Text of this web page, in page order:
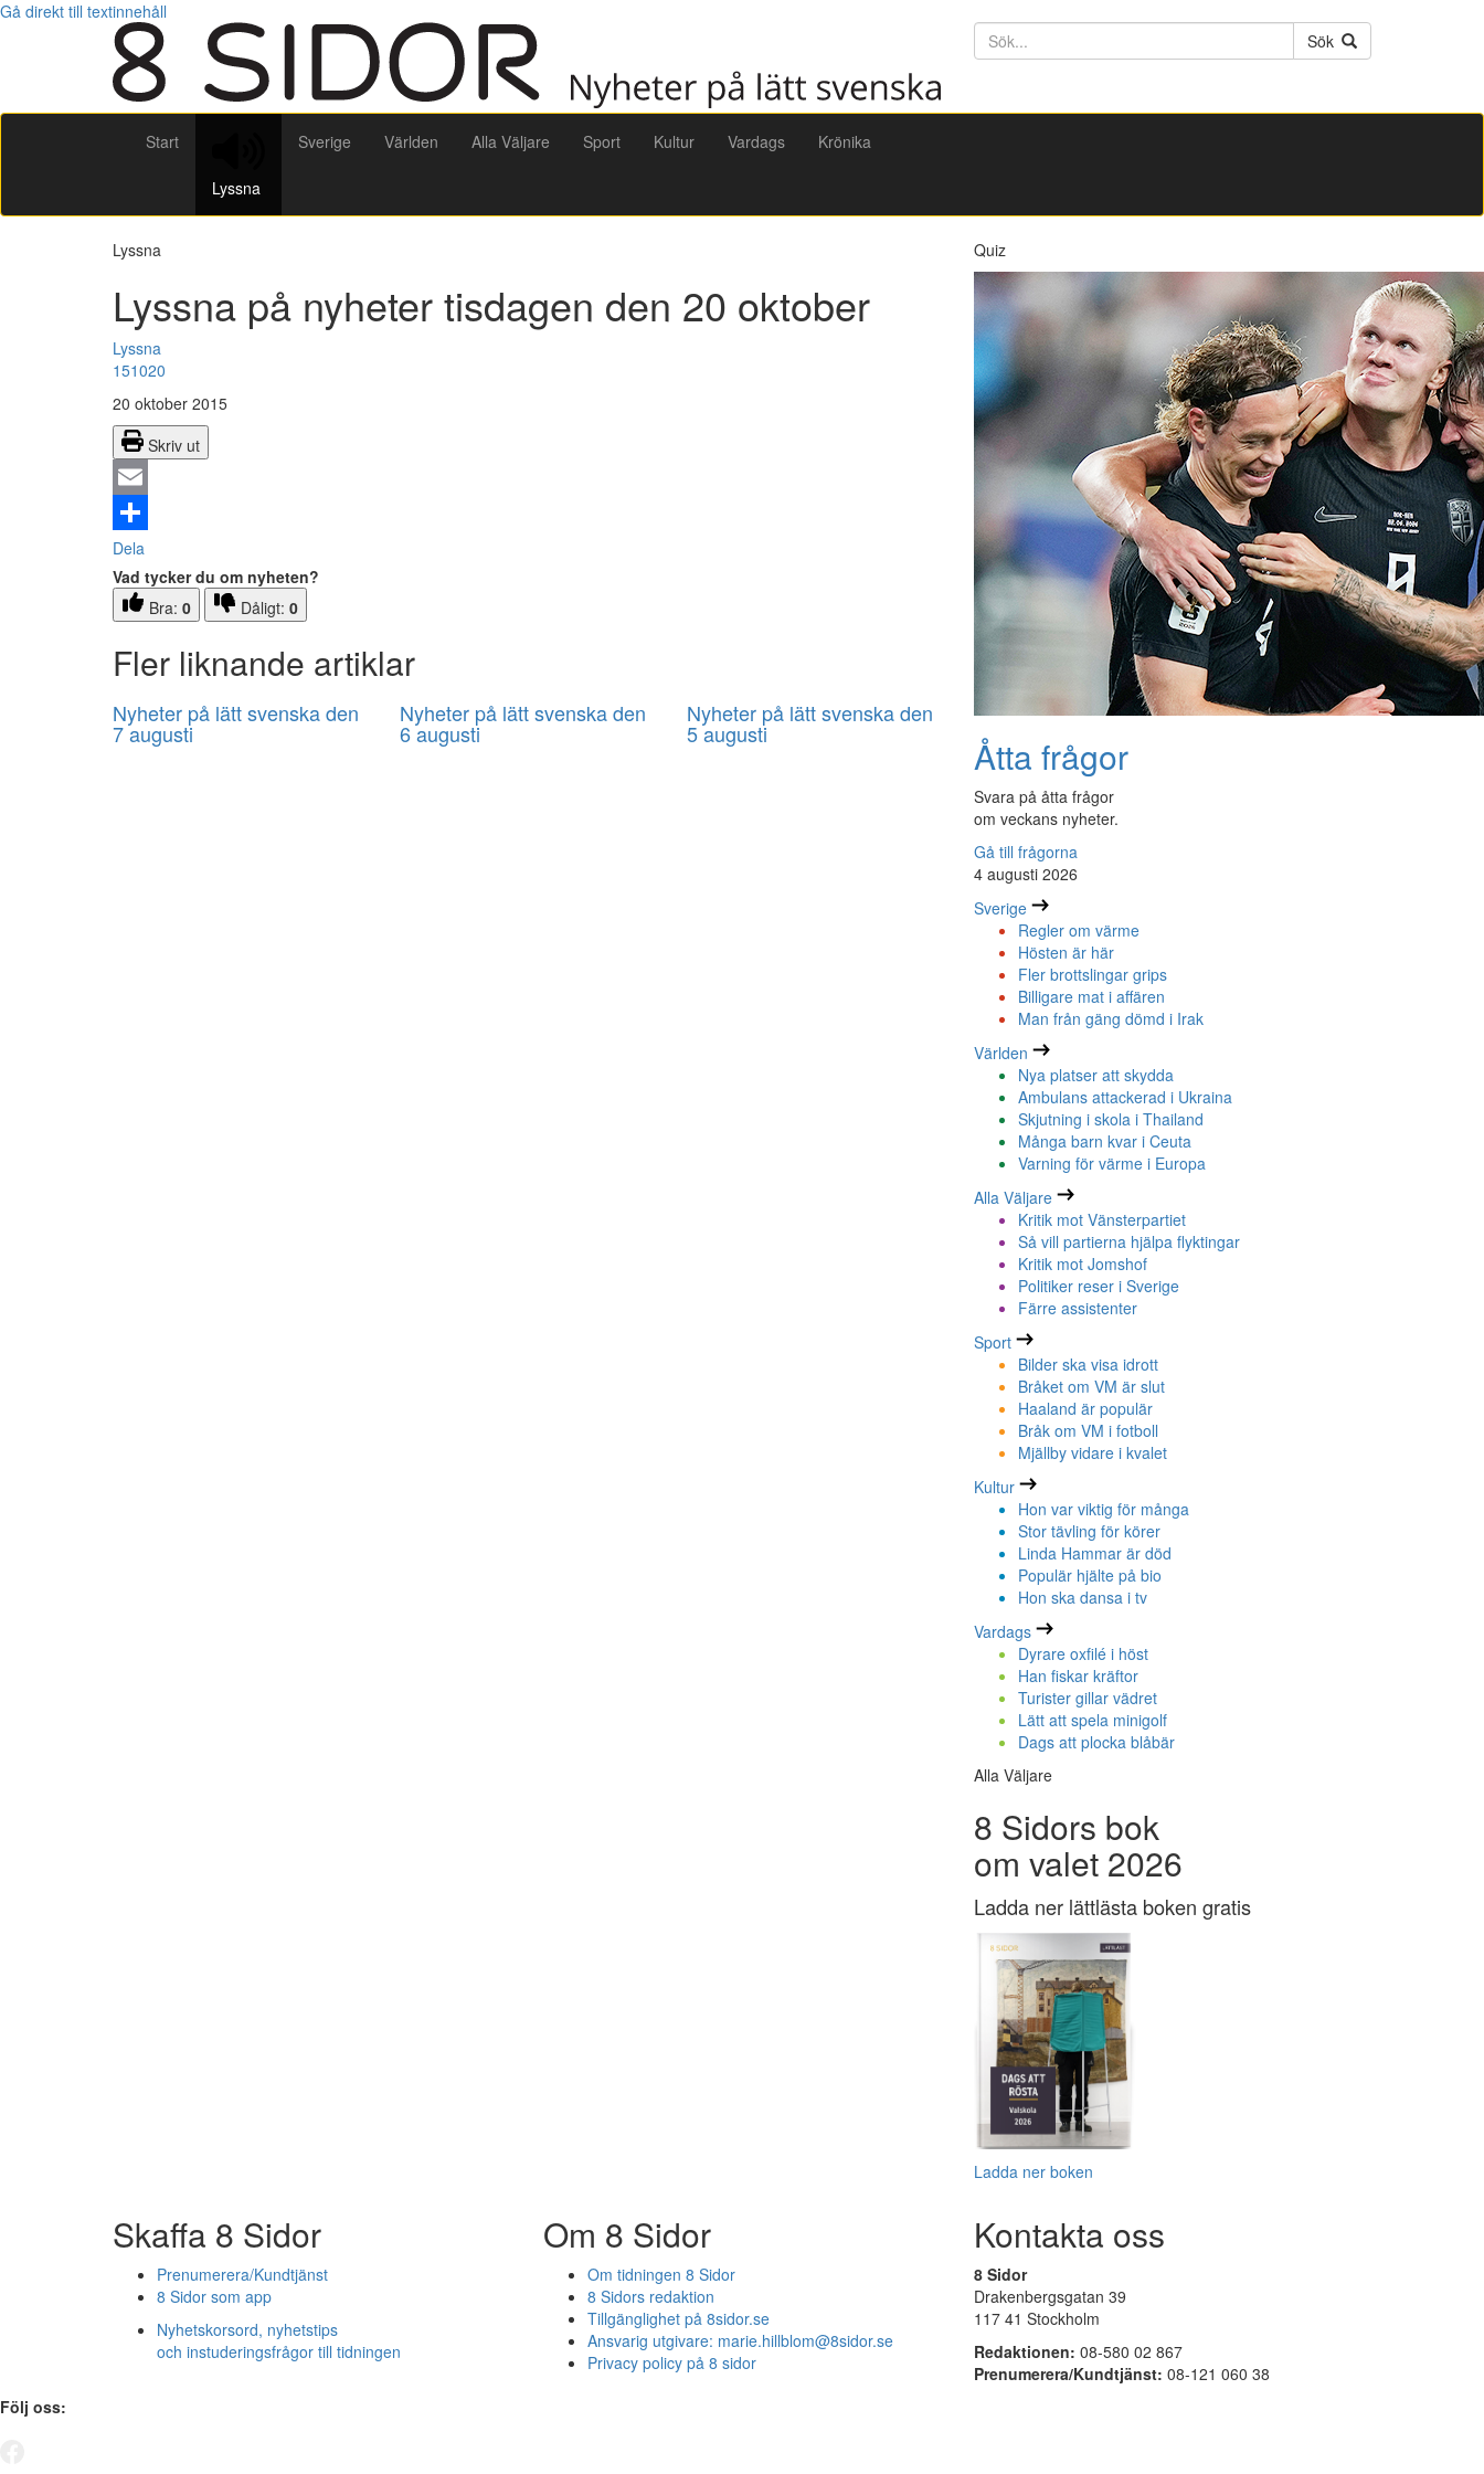
Gå direkt till textinnehåll
Söktext
Sök
Start
Lyssna
Sverige Världen Alla Väljare Sport Kultur Vardags Krönika
Lyssna
Lyssna på nyheter tisdagen den 20 oktober
Lyssna
151020
20 oktober 2015
Skriv ut
Email
Dela
Vad tycker du om nyheten?
Bra: 0 Dåligt: 0
Fler liknande artiklar
Nyheter på lätt svenska den
7 augusti
Nyheter på lätt svenska den
6 augusti
Nyheter på lätt svenska den
5 augusti
Quiz
Åtta frågor
Svara på åtta frågor
om veckans nyheter.
Gå till frågorna
4 augusti 2026
Sverige
Regler om värme
Hösten är här
Fler brottslingar grips
Billigare mat i affären
Man från gäng dömd i Irak
Världen
Nya platser att skydda
Ambulans attackerad i Ukraina
Skjutning i skola i Thailand
Många barn kvar i Ceuta
Varning för värme i Europa
Alla Väljare
Kritik mot Vänsterpartiet
Så vill partierna hjälpa flyktingar
Kritik mot Jomshof
Politiker reser i Sverige
Färre assistenter
Sport
Bilder ska visa idrott
Bråket om VM är slut
Haaland är populär
Bråk om VM i fotboll
Mjällby vidare i kvalet
Kultur
Hon var viktig för många
Stor tävling för körer
Linda Hammar är död
Populär hjälte på bio
Hon ska dansa i tv
Vardags
Dyrare oxfilé i höst
Han fiskar kräftor
Turister gillar vädret
Lätt att spela minigolf
Dags att plocka blåbär
Alla Väljare
8 Sidors bok
om valet 2026
Ladda ner lättlästa boken gratis
Ladda ner boken
Skaffa 8 Sidor
Prenumerera/Kundtjänst
8 Sidor som app
Nyhetskorsord, nyhetstips
och instuderingsfrågor till tidningen
Om 8 Sidor
Om tidningen 8 Sidor
8 Sidors redaktion
Tillgänglighet på 8sidor.se
Ansvarig utgivare: marie.hillblom@8sidor.se
Privacy policy på 8 sidor
Kontakta oss
8 Sidor
Drakenbergsgatan 39
117 41 Stockholm
Redaktionen: 08-580 02 867
Prenumerera/Kundtjänst: 08-121 060 38
Följ oss: